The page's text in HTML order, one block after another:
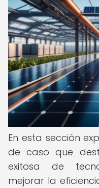
En esta sección
de caso que
exitosa de
mejorar la